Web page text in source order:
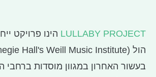
LULLABY PROJECT הינו פרויקט
בעשור האחרון במגוון מוסדות ברחבי